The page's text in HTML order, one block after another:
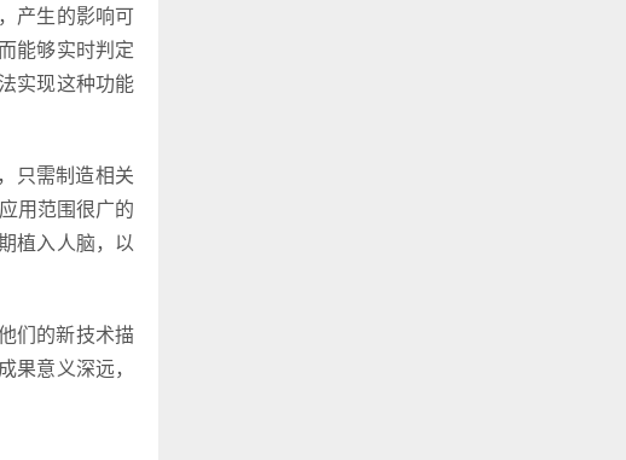
产生的影响可
能够实时判定
实现这种功能
只需制造相关
用范围很广的
植入人脑，以
们的新技术描
意义深远，